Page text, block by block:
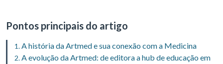
Pontos principais do artigo
A história da Artmed e sua conexão com a Medicina
A evolução da Artmed: de editora a hub de educação em